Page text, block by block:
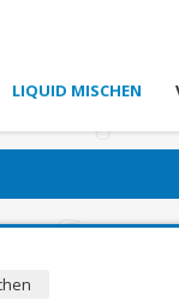
LIQUID MISCHEN